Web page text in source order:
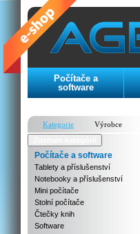
Počítače a
software
Kategorie
Výrobce
Počítače a software
Tablety a příslušenství
Notebooky a příslušenství
Mini počítače
Stolní počítače
Čtečky knih
Software